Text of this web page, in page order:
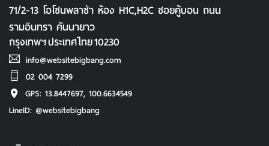
LineID: @websitebigbang
บริการของเรา
รับทำเว็บไซต์
ทําเว็บไซต์จองทัวร์ออนไลน์
รับทํา Google Ads